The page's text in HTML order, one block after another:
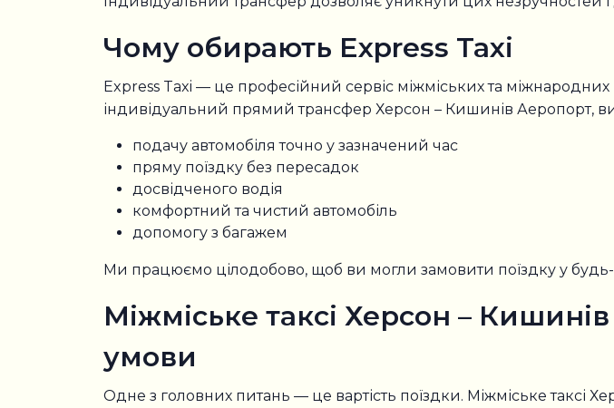
Чому обирають Express Taxi
Express Taxi — це професійний сервіс міжміських та
індивідуальний прямий трансфер Херсон – Кишинів Аеропорт,
подачу автомобіля точно у зазначений час
пряму поїздку без пересадок
досвідченого водія
комфортний та чистий автомобіль
допомогу з багажем
Ми працюємо цілодобово, щоб ви могли замовити поїздку у
Міжміське таксі Херсон –
умови
Одне з головних питань — це вартість поїздки. Міжміське таксі